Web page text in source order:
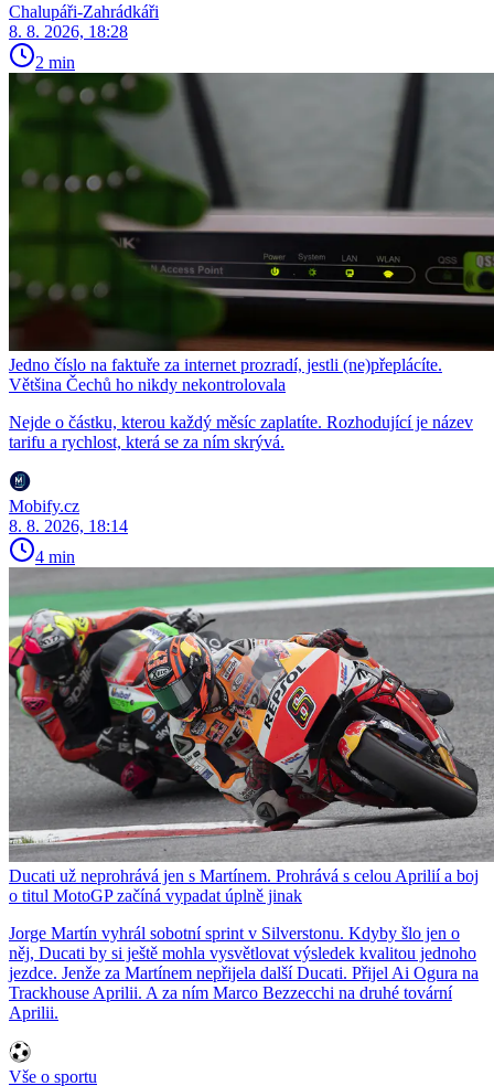
Chalupáři-Zahrádkáři
8. 8. 2026, 18:28
2 min
Jedno číslo na faktuře za internet prozradí, jestli (ne)přeplácíte.
Většina Čechů ho nikdy nekontrolovala
Nejde o částku, kterou každý měsíc zaplatíte. Rozhodující je název
tarifu a rychlost, která se za ním skrývá.
Mobify.cz
8. 8. 2026, 18:14
4 min
Ducati už neprohrává jen s Martínem. Prohrává s celou Aprilií a boj
o titul MotoGP začíná vypadat úplně jinak
Jorge Martín vyhrál sobotní sprint v Silverstonu. Kdyby šlo jen o
něj, Ducati by si ještě mohla vysvětlovat výsledek kvalitou jednoho
jezdce. Jenže za Martínem nepřijela další Ducati. Přijel Ai Ogura na
Trackhouse Aprilii. A za ním Marco Bezzecchi na druhé tovární
Aprilii.
Vše o sportu